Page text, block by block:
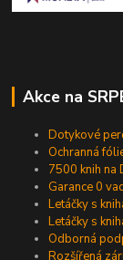
Akce na
Dotykové
Ochranná
7500 knih na
Garance 0
Letáčky s
Letáčky s
Odborná
Rozšířená